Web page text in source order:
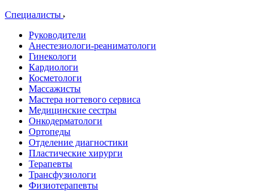
Специалисты
Руководители
Анестезиологи-реаниматологи
Гинекологи
Кардиологи
Косметологи
Массажисты
Мастера ногтевого сервиса
Медицинские сестры
Онкодерматологи
Ортопеды
Отделение диагностики
Пластические хирурги
Терапевты
Трансфузиологи
Физиотерапевты